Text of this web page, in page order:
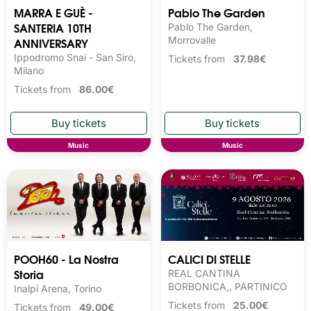
MARRA E GUÈ -
SANTERIA 10TH
ANNIVERSARY
Ippodromo Snai - San Siro,
Milano
Tickets from 86.00€
Music
Pablo The Garden
Pablo The Garden,
Morrovalle
Tickets from 37.98€
Music
POOH60 - La Nostra
Storia
Inalpi Arena, Torino
Tickets from 49.00€
CALICI DI STELLE
REAL CANTINA
BORBONICA,, PARTINICO
Tickets from 25.00€